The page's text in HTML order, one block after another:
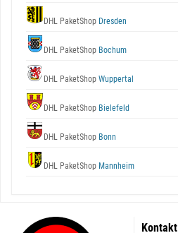
DHL PaketShop Dresden
DHL PaketShop Bochum
DHL PaketShop Wuppertal
DHL PaketShop Bielefeld
DHL PaketShop Bonn
DHL PaketShop Mannheim
Kontakt